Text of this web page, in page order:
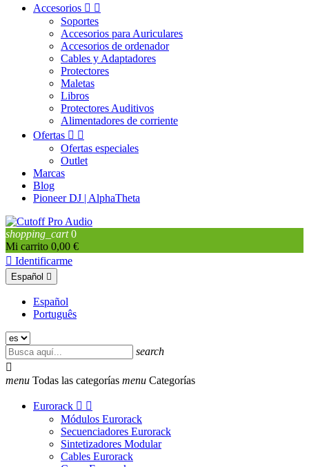
Accesorios  
Soportes
Accesorios para Auriculares
Accesorios de ordenador
Cables y Adaptadores
Protectores
Maletas
Libros
Protectores Auditivos
Alimentadores de corriente
Ofertas  
Ofertas especiales
Outlet
Marcas
Blog
Pioneer DJ | AlphaTheta
shopping_cart 0
Mi carrito 0,00 €
 Identificarme
Español 
Español
Português
search

menu Todas las categorías menu Categorías
Eurorack  
Módulos Eurorack
Secuenciadores Eurorack
Sintetizadores Modular
Cables Eurorack